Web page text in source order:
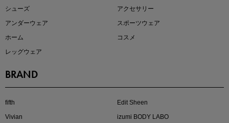
近日販売のアイテムを先見せ
シューズ
アクセサリー
アンダーウェア
スポーツウェア
ホーム
コスメ
レッグウェア
BRAND
fifth
Edit Sheen
Vivian
izumi BODY LABO